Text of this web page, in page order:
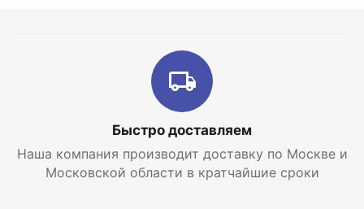
Быстро доставляем
Наша компания производит доставку по Москве и
Московской области в кратчайшие сроки